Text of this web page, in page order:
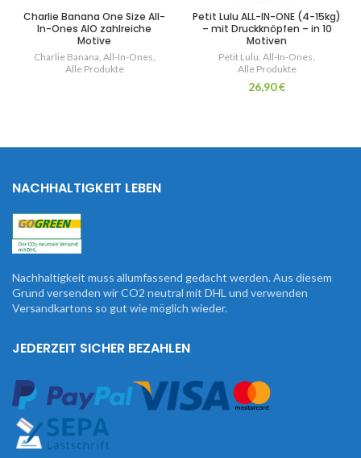
Charlie Banana One Size All-
In-Ones AIO zahlreiche
Motive
Charlie Banana, All-In-Ones,
Alle Produkte
Petit Lulu ALL-IN-ONE (4-15kg)
– mit Druckknöpfen – in 10
Motiven
Petit Lulu, All-In-Ones,
Alle Produkte
26,90€
NACHHALTIGKEIT LEBEN
Nachhaltigkeit muss allumfassend gedacht werden. Aus diesem
Grund versenden wir CO2 neutral mit DHL und verwenden
Versandkartons so gut wie möglich wieder.
JEDERZEIT SICHER BEZAHLEN